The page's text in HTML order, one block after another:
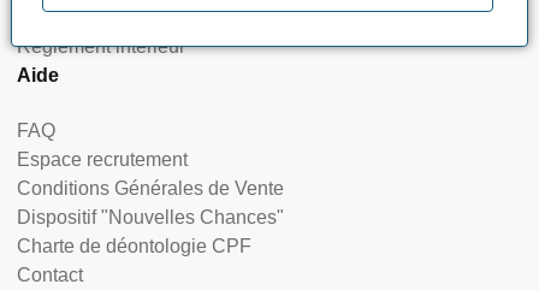
Nos indicateurs de résultats & satisfaction
Règlement intérieur
Aide
FAQ
Espace recrutement
Conditions Générales de Vente
Dispositif "Nouvelles Chances"
Charte de déontologie CPF
Contact